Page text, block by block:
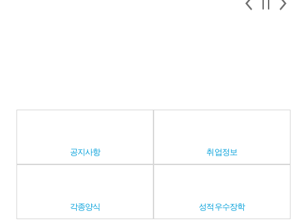
공지사항 취업정보
각종양식 성적우수장학